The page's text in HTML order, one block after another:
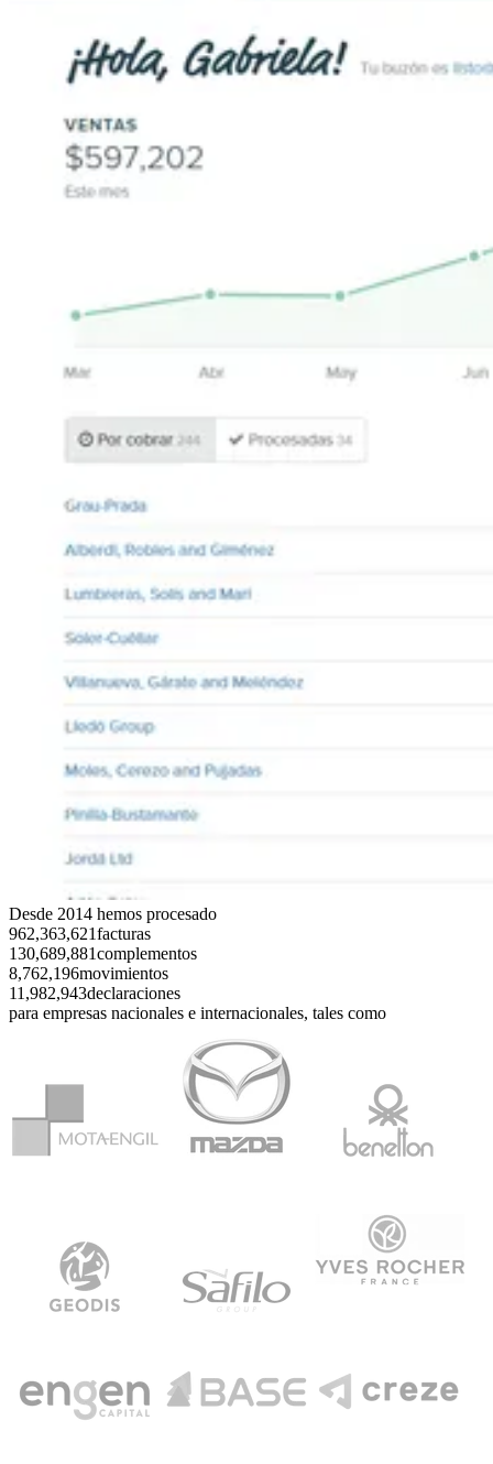
Desde 2014 hemos procesado
962,363,621facturas
130,689,881complementos
8,762,196movimientos
11,982,943declaraciones
para empresas nacionales e internacionales, tales como